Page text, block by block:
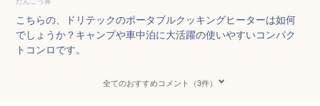
こちらの、ドリテックのポータブルクッキングヒーターは如何
でしょうか？キャンプや車中泊に大活躍の使いやすいコンパク
トコンロです。
全てのおすすめコメント（3件）